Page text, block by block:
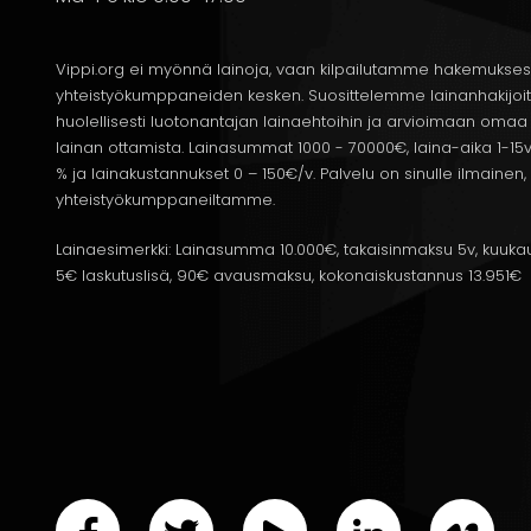
saamisesta haastavampaa. Maksuhäiriömerkintä
rahavelvoitteitasi, ja se voi estää sinua saamasta
On kuitenkin mahdollista saada lainaa laskujen
myöntävät lainaa myös henkilöille, joilla on
tärkeää tutustua eri lainapalveluiden ehtoihin
On tärkeää huomata, että maksuhäiriömerkinnän
lainaehtoihin voi sisältyä muita rajoituksia. Jos
tarkkaan ja varmistaa, että pystyt maksamaan
Lainaa lainojen maksuun Sisustuslaina
Vippi.org ei myönnä lainoja, vaan kilpailutamme
yhteistyökumppaneiden kesken. Suosittelemme
huolellisesti luotonantajan lainaehtoihin ja arvioimaan omaa
lainan ottamista. Lainasummat 1000 - 70000€, laina-aika 1-
% ja lainakustannukset 0 – 150€/v. Palvelu on sinulle
yhteistyökumppaneiltamme.
Lainaesimerkki: Lainasumma 10.000€, takaisinmaksu 5v,
5€ laskutuslisä, 90€ avausmaksu, kokonaiskustannus 13.951€